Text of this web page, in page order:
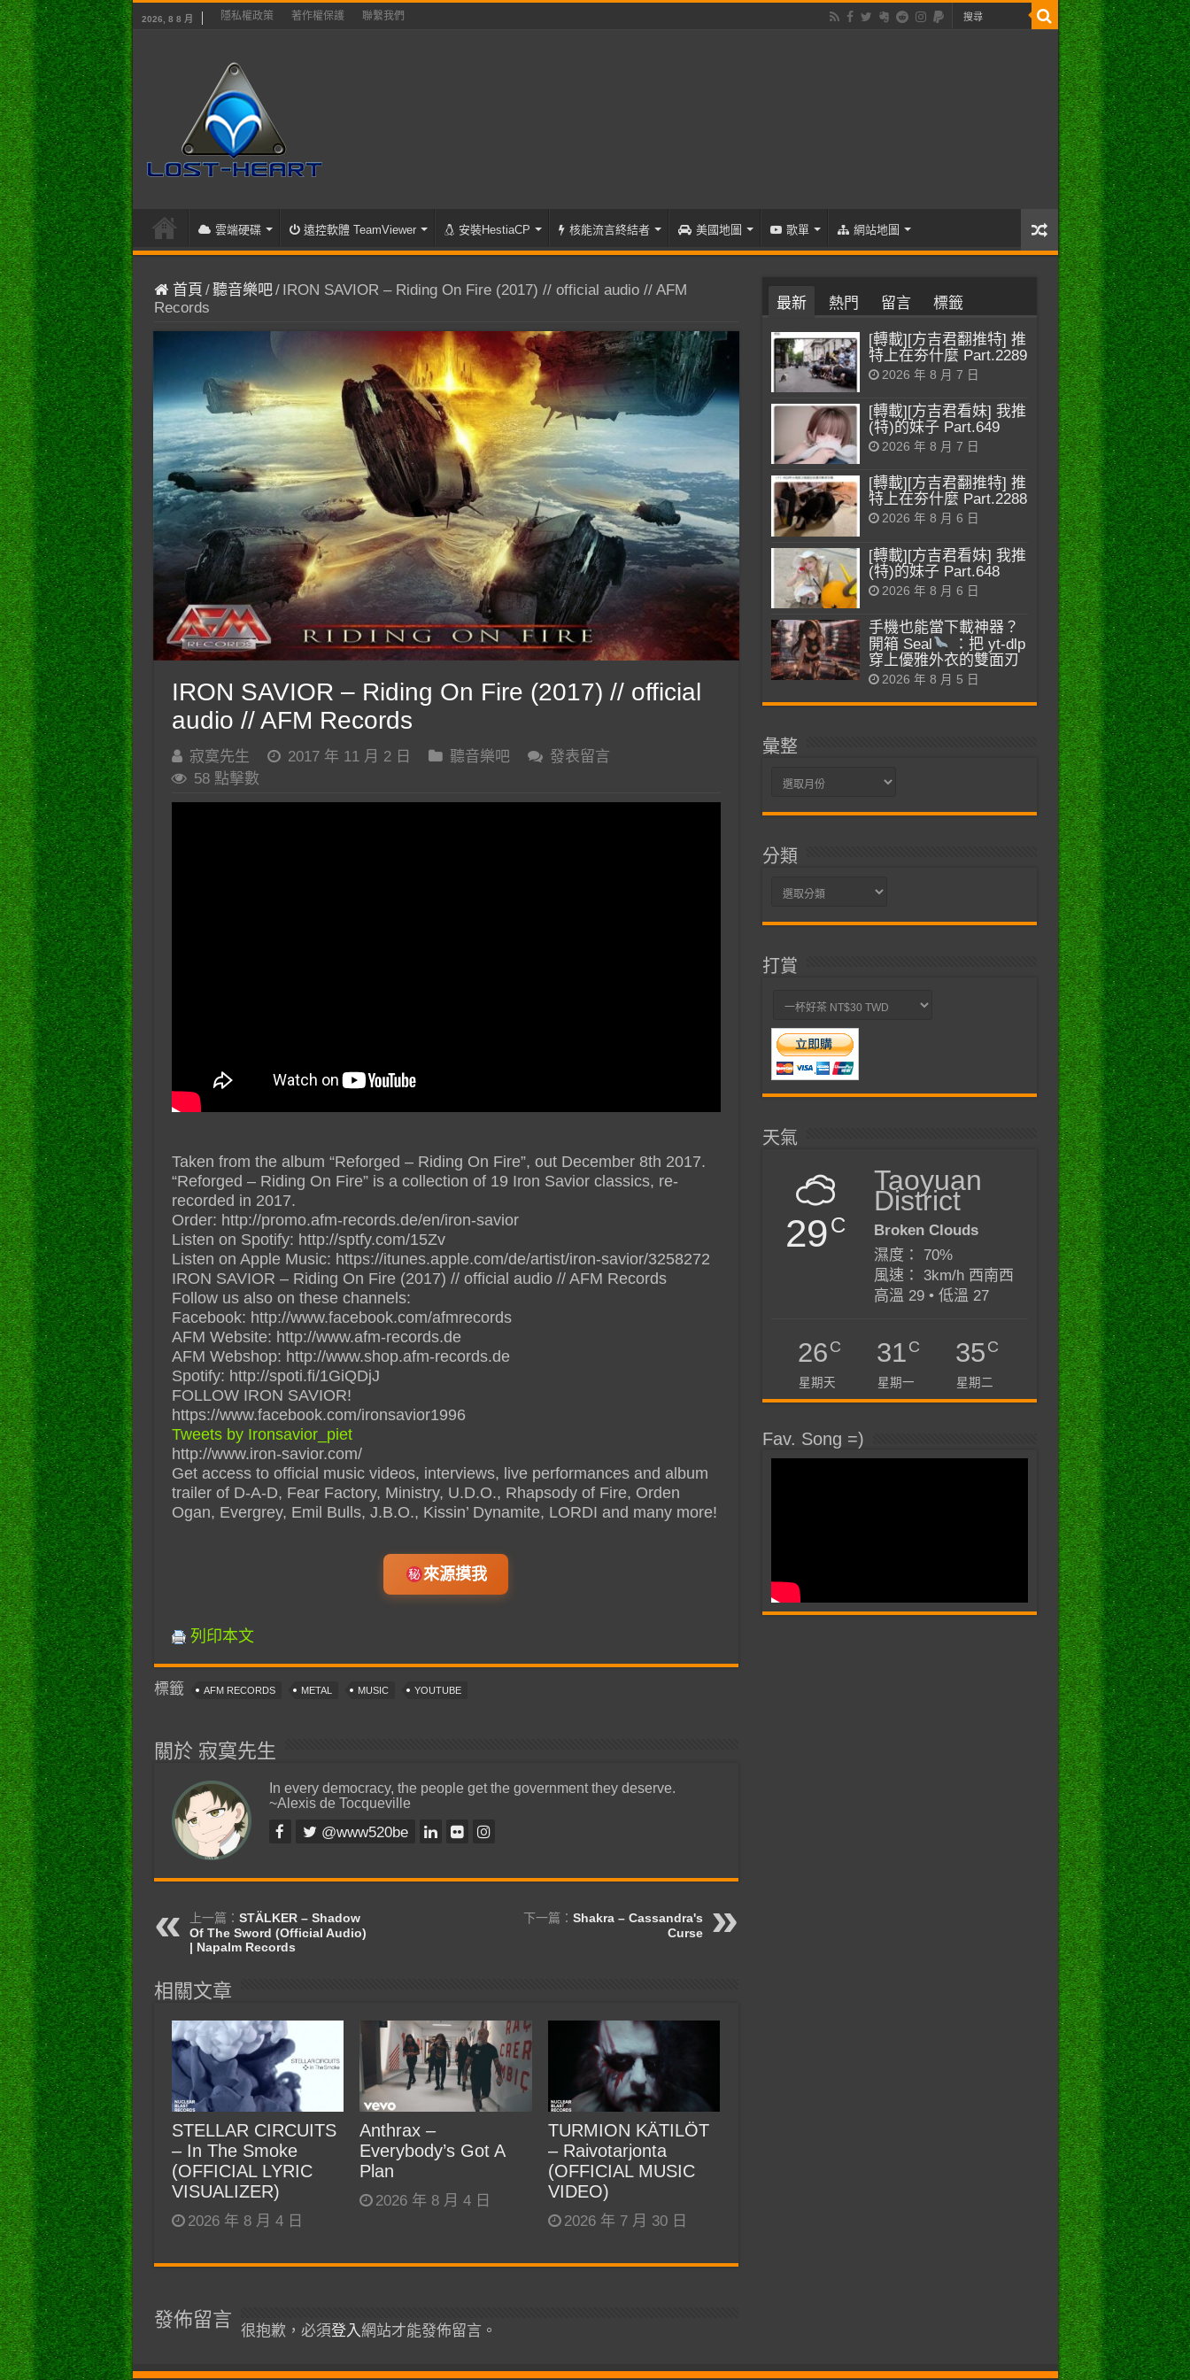
2026, 8 8 月 隱私權政策 著作權保護 聯繫我們
雲端硬碟 遠控軟體 TeamViewer 安裝HestiaCP 核能流言終結者 美國地圖 歌單 網站地圖
首頁 /聽音樂吧/ IRON SAVIOR – Riding On Fire (2017) // official audio // AFM
Records
IRON SAVIOR – Riding On Fire (2017) // official
audio // AFM Records
寂寞先生 2017 年 11 月 2 日 聽音樂吧
發表留言
58 點擊數
Taken from the album “Reforged – Riding On Fire”, out December 8th 2017.
“Reforged – Riding On Fire” is a collection of 19 Iron Savior classics, re-
recorded in 2017.
Order: http://promo.afm-records.de/en/iron-savior
Listen on Spotify: http://sptfy.com/15Zv
Listen on Apple Music: https://itunes.apple.com/de/artist/iron-savior/3258272
IRON SAVIOR – Riding On Fire (2017) // official audio // AFM Records
Follow us also on these channels:
Facebook: http://www.facebook.com/afmrecords
AFM Website: http://www.afm-records.de
AFM Webshop: http://www.shop.afm-records.de
Spotify: http://spoti.fi/1GiQDjJ
FOLLOW IRON SAVIOR!
https://www.facebook.com/ironsavior1996
Tweets by Ironsavior_piet
http://www.iron-savior.com/
Get access to official music videos, interviews, live performances and album
trailer of D-A-D, Fear Factory, Ministry, U.D.O., Rhapsody of Fire, Orden
Ogan, Evergrey, Emil Bulls, J.B.O., Kissin’ Dynamite, LORDI and many more!
來源摸我
列印本文
標籤 AFM RECORDS METAL MUSIC YOUTUBE
關於 寂寞先生
In every democracy, the people get the government they deserve.
~Alexis de Tocqueville
@www520be
上一篇： STÄLKER – Shadow
Of The Sword (Official Audio)
| Napalm Records
下一篇： Shakra – Cassandra's
Curse
相關文章
STELLAR CIRCUITS
– In The Smoke
(OFFICIAL LYRIC
VISUALIZER)
2026 年 8 月 4 日
Anthrax –
Everybody’s Got A
Plan
2026 年 8 月 4 日
TURMION KÄTILÖT
– Raivotarjonta
(OFFICIAL MUSIC
VIDEO)
2026 年 7 月 30 日
發佈留言
很抱歉，必須登入網站才能發佈留言。
最新 熱門 留言 標籤
[轉載][方吉君翻推特] 推
特上在夯什麼 Part.2289
2026 年 8 月 7 日
[轉載][方吉君看妹] 我推
(特)的妹子 Part.649
2026 年 8 月 7 日
[轉載][方吉君翻推特] 推
特上在夯什麼 Part.2288
2026 年 8 月 6 日
[轉載][方吉君看妹] 我推
(特)的妹子 Part.648
2026 年 8 月 6 日
手機也能當下載神器？
開箱 Seal
：把 yt-dlp
穿上優雅外衣的雙面刃
2026 年 8 月 5 日
彙整
彙
分類
分
打賞
天氣
29C
Taoyuan
District
Broken Clouds
濕度： 70%
風速： 3km/h 西南西
高溫 29 • 低溫 27
26C
星期天
31C
星期一
35C
星期二
Fav. Song =)